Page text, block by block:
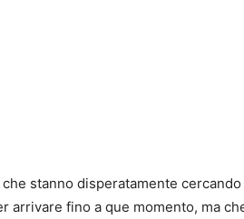
stanno disperatamente
arrivare fino a que momento, ma